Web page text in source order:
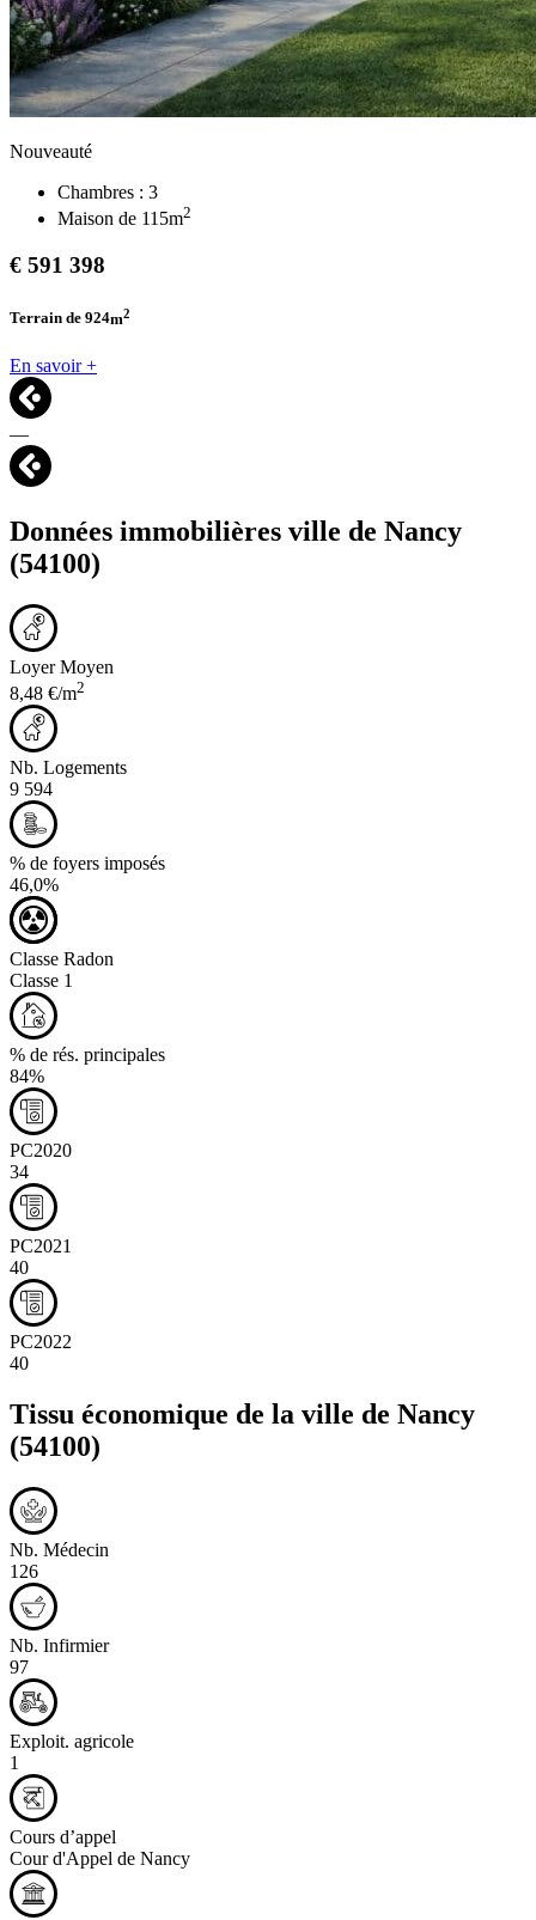
Nouveauté
Chambres : 3
Maison de 115m2
€ 591 398
Terrain de 924m2
En savoir +
—
Données immobilières ville de Nancy
(54100)
Loyer Moyen
8,48 €/m2
Nb. Logements
9 594
% de foyers imposés
46,0%
Classe Radon
Classe 1
% de rés. principales
84%
PC2020
34
PC2021
40
PC2022
40
Tissu économique de la ville de Nancy
(54100)
Nb. Médecin
126
Nb. Infirmier
97
Exploit. agricole
1
Cours d’appel
Cour d'Appel de Nancy